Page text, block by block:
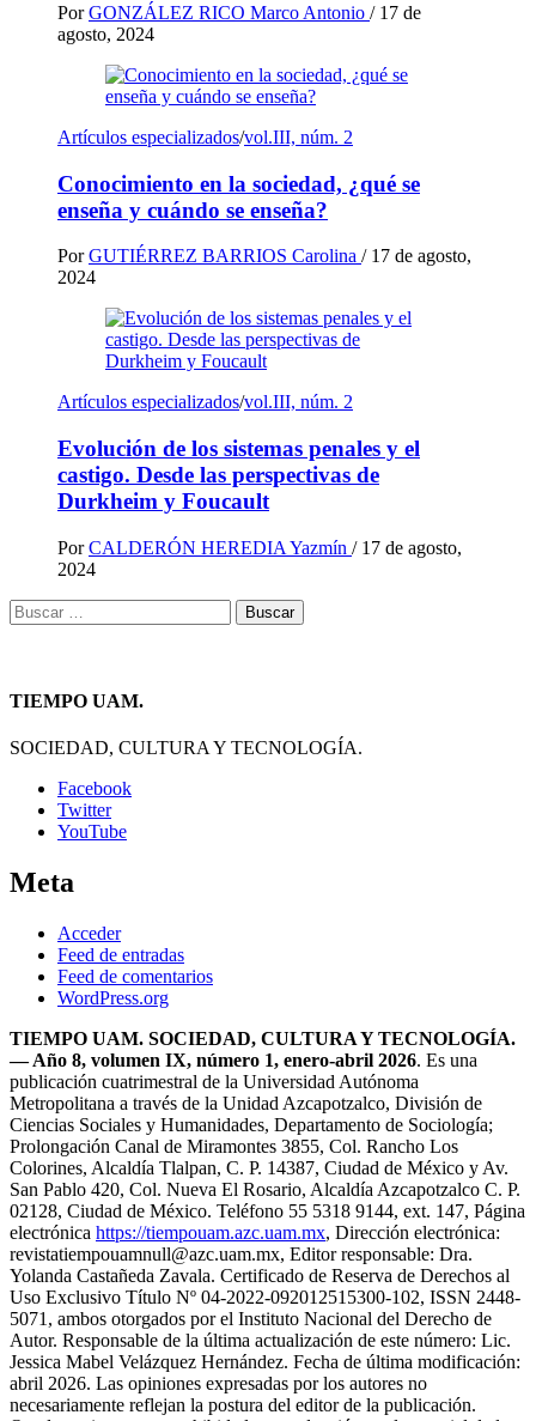
Por GONZÁLEZ RICO Marco Antonio / 17 de
agosto, 2024
Artículos especializados/vol.III, núm. 2
Conocimiento en la sociedad, ¿qué se
enseña y cuándo se enseña?
Por GUTIÉRREZ BARRIOS Carolina / 17 de agosto,
2024
Artículos especializados/vol.III, núm. 2
Evolución de los sistemas penales y el
castigo. Desde las perspectivas de
Durkheim y Foucault
Por CALDERÓN HEREDIA Yazmín / 17 de agosto,
2024
Buscar:
TIEMPO UAM.
SOCIEDAD, CULTURA Y TECNOLOGÍA.
Facebook
Twitter
YouTube
Meta
Acceder
Feed de entradas
Feed de comentarios
WordPress.org
TIEMPO UAM. SOCIEDAD, CULTURA Y TECNOLOGÍA.
— Año 8, volumen IX, número 1, enero-abril 2026. Es una
publicación cuatrimestral de la Universidad Autónoma
Metropolitana a través de la Unidad Azcapotzalco, División de
Ciencias Sociales y Humanidades, Departamento de Sociología;
Prolongación Canal de Miramontes 3855, Col. Rancho Los
Colorines, Alcaldía Tlalpan, C. P. 14387, Ciudad de México y Av.
San Pablo 420, Col. Nueva El Rosario, Alcaldía Azcapotzalco C. P.
02128, Ciudad de México. Teléfono 55 5318 9144, ext. 147, Página
electrónica https://tiempouam.azc.uam.mx, Dirección electrónica:
revistatiempouamnull@azc.uam.mx, Editor responsable: Dra.
Yolanda Castañeda Zavala. Certificado de Reserva de Derechos al
Uso Exclusivo Título Nº 04-2022-092012515300-102, ISSN 2448-
5071, ambos otorgados por el Instituto Nacional del Derecho de
Autor. Responsable de la última actualización de este número: Lic.
Jessica Mabel Velázquez Hernández. Fecha de última modificación:
abril 2026. Las opiniones expresadas por los autores no
necesariamente reflejan la postura del editor de la publicación.